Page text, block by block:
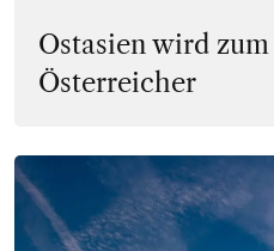
Ostasien wird
Österreicher